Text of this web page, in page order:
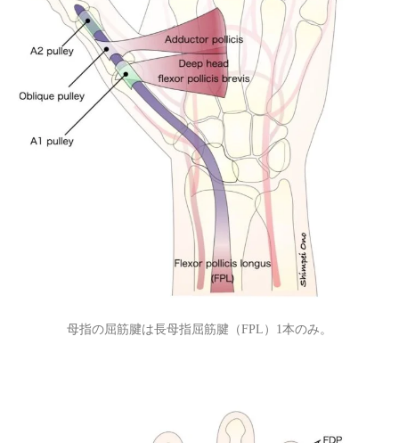
母指の屈筋腱は長母指屈筋腱（FPL）1本のみ。